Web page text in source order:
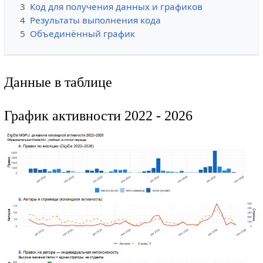
3 Код для получения данных и графиков
4 Результаты выполнения кода
5 Объединённый график
Данные в таблице
График активности 2022 - 2026